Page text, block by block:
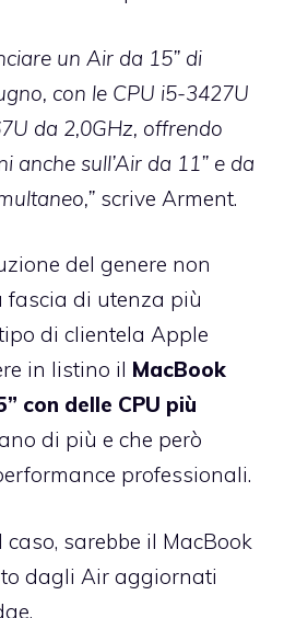
un Air da 15” di
con le CPU i5-3427U
da 2,0GHz, offrendo
anche sull’Air da 11” e da
scrive Arment.
del genere non
fascia di utenza più
di clientela Apple
in listino il MacBook
con delle CPU più
di più e che però
professionali.
sarebbe il MacBook
dagli Air aggiornati